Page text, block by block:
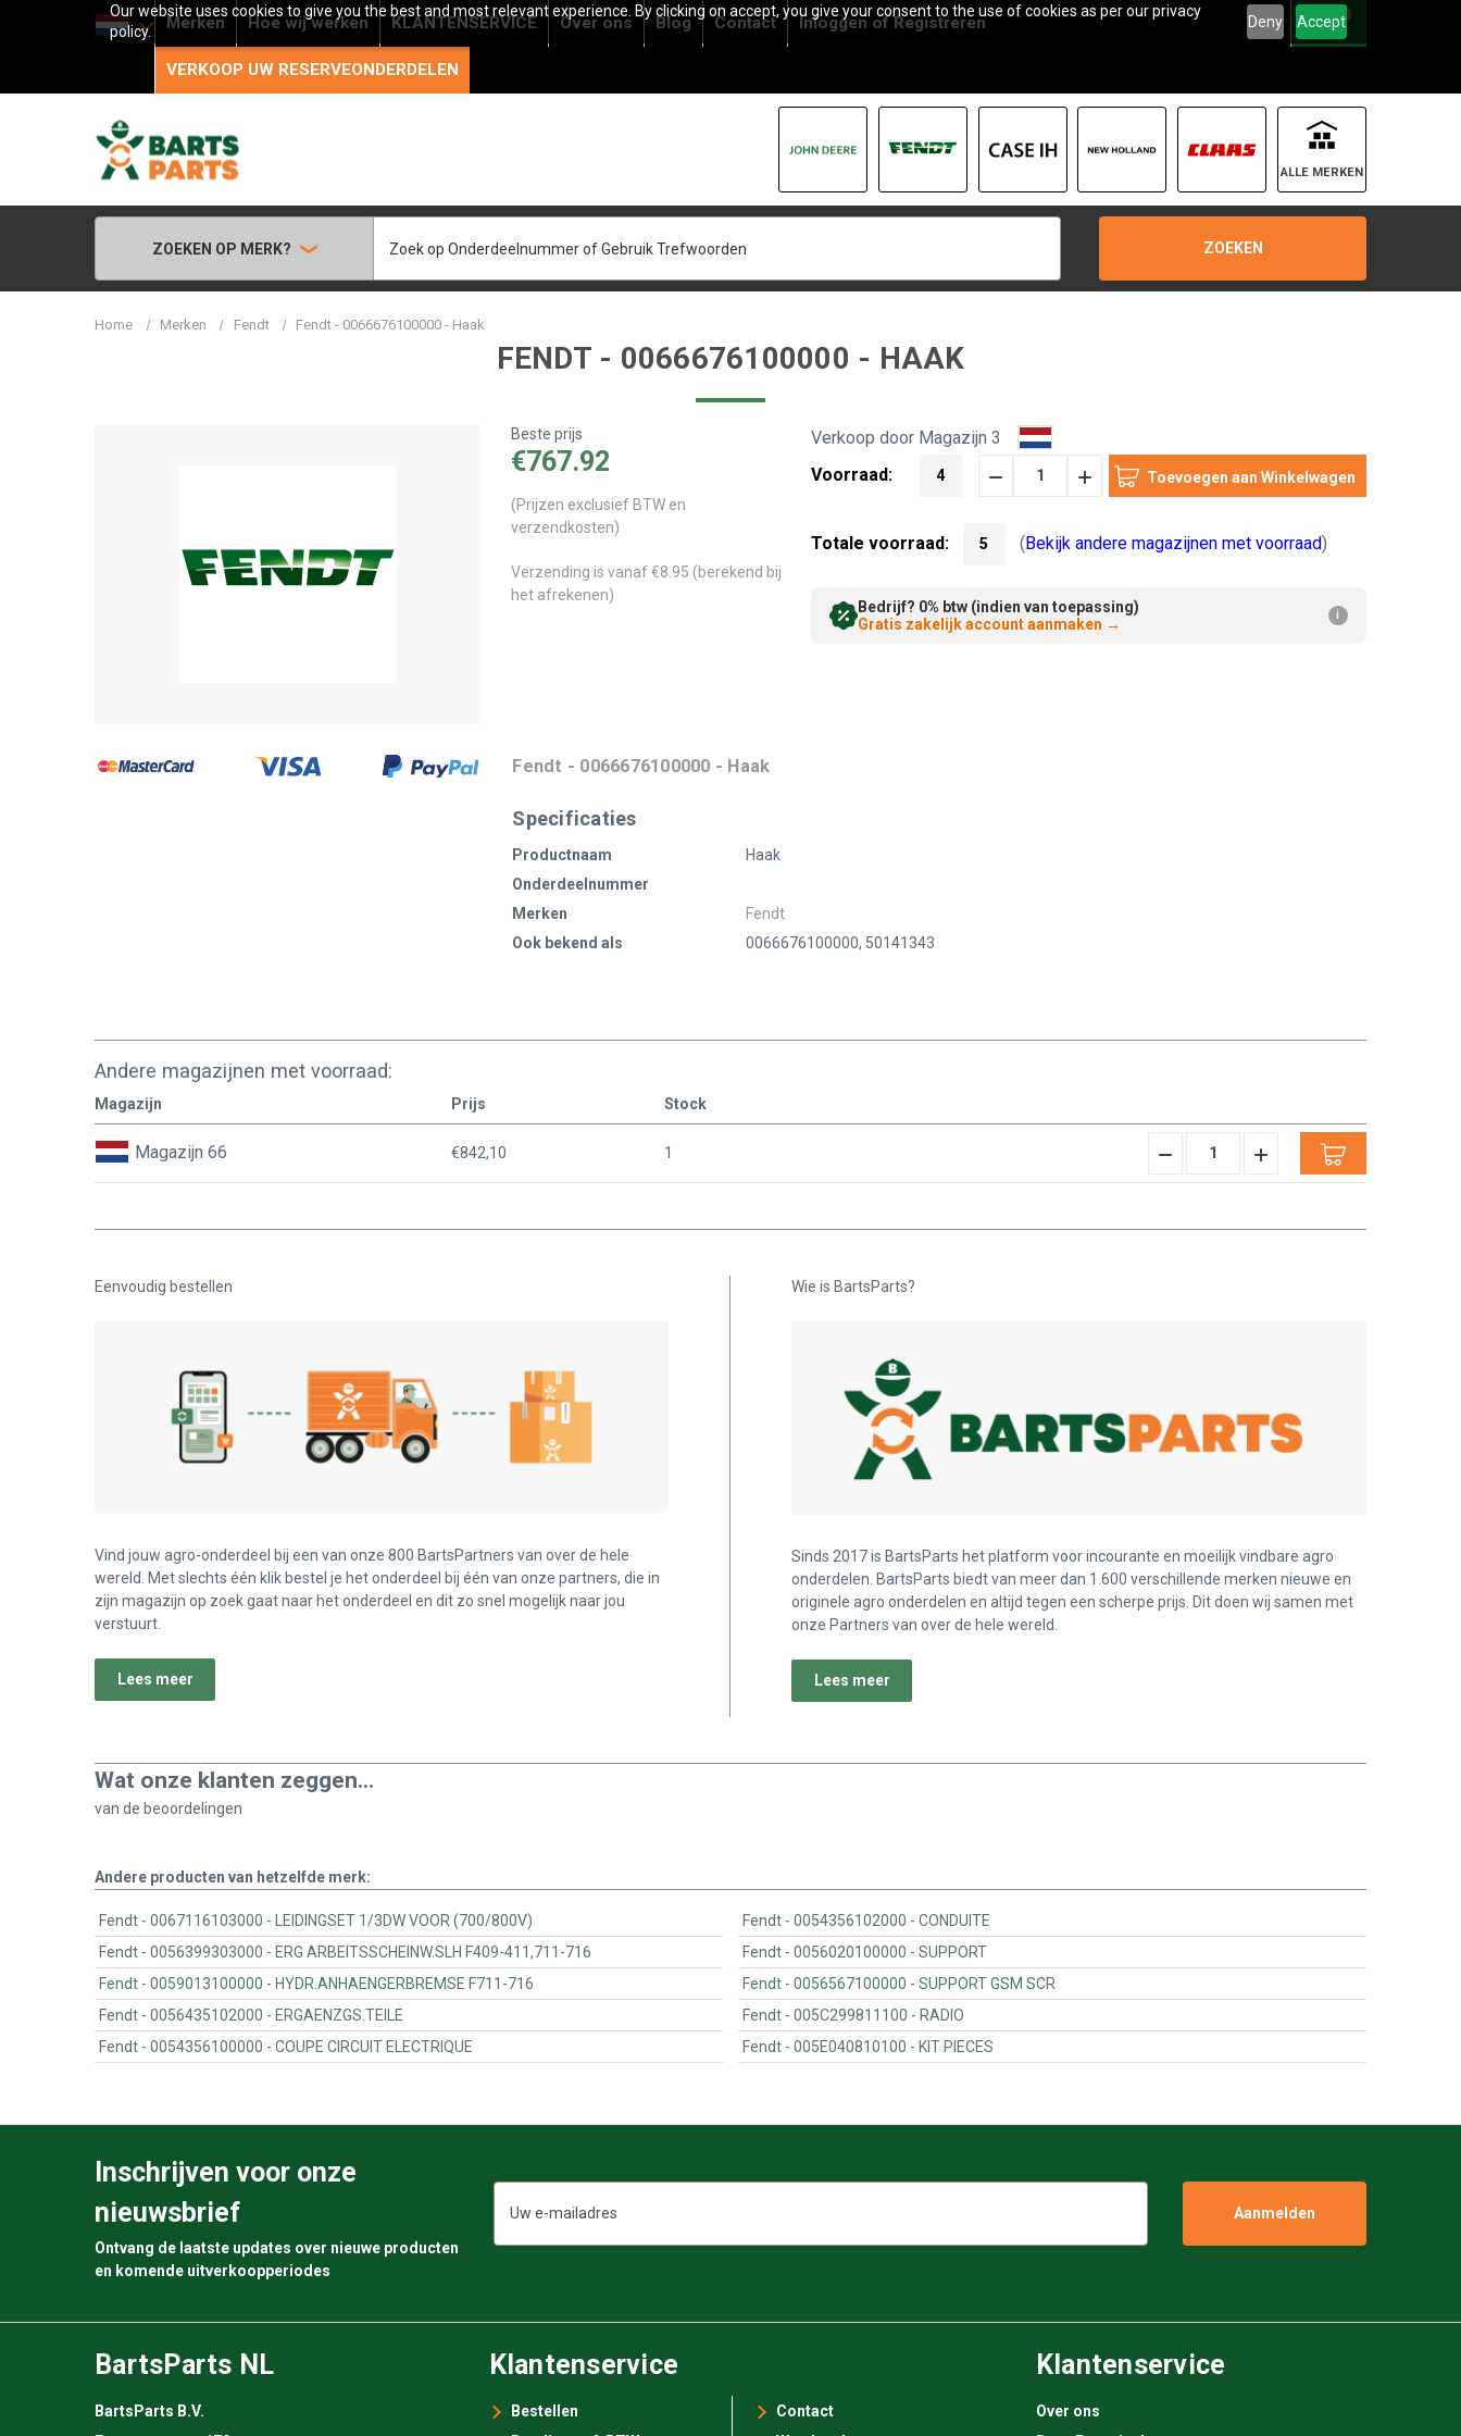
Our website uses cookies to give you the best and most relevant experience. By clicking on accept, you give your consent to the use of cookies as per our privacy
policy.
Deny Accept
Merken Hoe wij werken KLANTENSERVICE Over ons Blog Contact InloggenofRegistreren
VERKOOP UW RESERVEONDERDELEN
0
ALLE MERKEN
ZOEKEN OP MERK?
ZOEKEN
Home Merken Fendt Fendt - 0066676100000 - Haak
FENDT - 0066676100000 - HAAK
Beste prijs
€767.92
(Prijzen exclusief BTW en
verzendkosten)
Verzending is vanaf €8.95 (berekend bij
het afrekenen)
Verkoop door Magazijn 3
Voorraad:
4 HoeveelheidHoeveelheid
Totale voorraad: 5 (Bekijk andere magazijnen met voorraad)
Bedrijf? 0% btw (indien van toepassing)
Gratis zakelijk account aanmaken → i
Fendt - 0066676100000 - Haak
Specificaties
Productnaam
Haak
Onderdeelnummer
Merken
Fendt
Ook bekend als
0066676100000, 50141343
Andere magazijnen met voorraad:
Magazijn Prijs Stock
Magazijn 66 €842,10 1 Hoeveelheid Hoeveelheid
Eenvoudig bestellen
Vind jouw agro-onderdeel bij een van onze 800 BartsPartners van over de hele
wereld. Met slechts één klik bestel je het onderdeel bij één van onze partners, die in
zijn magazijn op zoek gaat naar het onderdeel en dit zo snel mogelijk naar jou
verstuurt.
Lees meer
Wie is BartsParts?
Sinds 2017 is BartsParts het platform voor incourante en moeilijk vindbare agro
onderdelen. BartsParts biedt van meer dan 1.600 verschillende merken nieuwe en
originele agro onderdelen en altijd tegen een scherpe prijs. Dit doen wij samen met
onze Partners van over de hele wereld.
Lees meer
Wat onze klanten zeggen...
van de beoordelingen
Andere producten van hetzelfde merk:
Fendt - 0067116103000 - LEIDINGSET 1/3DW VOOR (700/800V)
Fendt - 0056399303000 - ERG ARBEITSSCHEINW.SLH F409-411,711-716
Fendt - 0059013100000 - HYDR.ANHAENGERBREMSE F711-716
Fendt - 0056435102000 - ERGAENZGS.TEILE
Fendt - 0054356100000 - COUPE CIRCUIT ELECTRIQUE
Fendt - 0054356102000 - CONDUITE
Fendt - 0056020100000 - SUPPORT
Fendt - 0056567100000 - SUPPORT GSM SCR
Fendt - 005C299811100 - RADIO
Fendt - 005E040810100 - KIT PIECES
Inschrijven voor onze
nieuwsbrief
Ontvang de laatste updates over nieuwe producten
en komende uitverkoopperiodes
mailadres
Klantenservice
Bestellen
Contact
Klantenservice
Over ons
BartsParts NL
BartsParts B.V.